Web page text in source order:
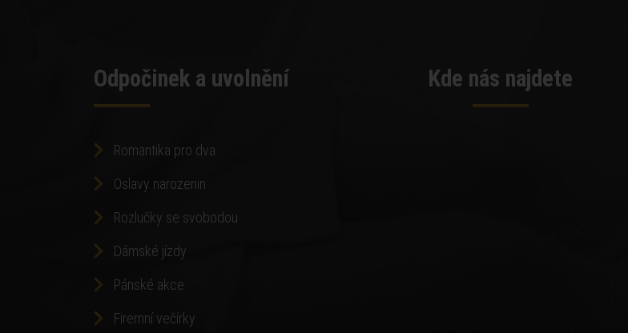
Odpočinek a uvolnění
Romantika pro dva
Oslavy narozenin
Rozlučky se svobodou
Dámské jízdy
Pánské akce
Firemní večírky
Kde nás najdete